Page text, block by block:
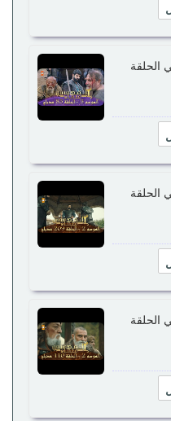
الحلقة
الحلقة
الحلقة